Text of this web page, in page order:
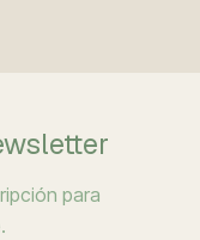
para